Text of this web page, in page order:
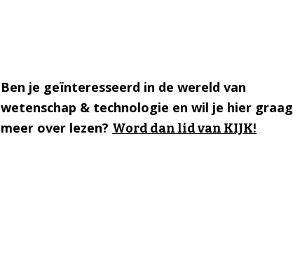
Ben je geïnteresseerd in de wereld van
wetenschap & technologie en wil je hier graag
meer over lezen? Word dan lid van KIJK!